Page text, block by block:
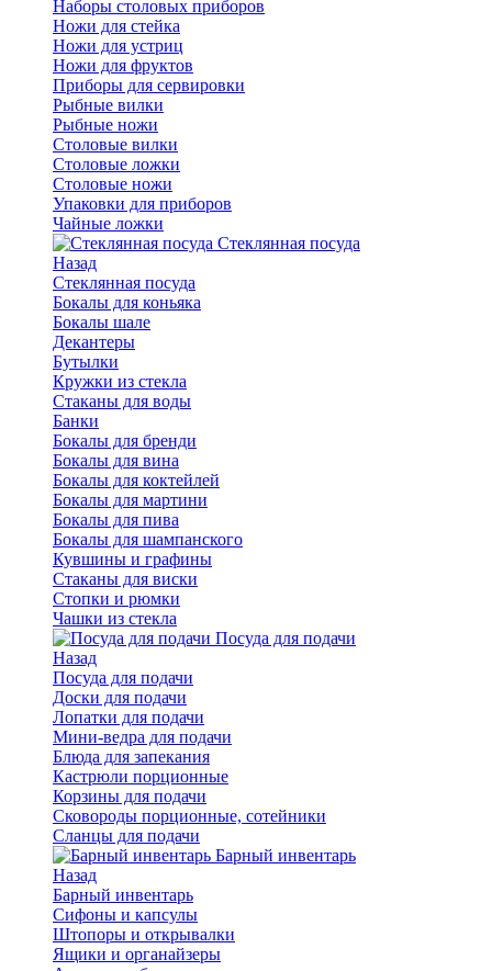
Наборы столовых приборов
Ножи для стейка
Ножи для устриц
Ножи для фруктов
Приборы для сервировки
Рыбные вилки
Рыбные ножи
Столовые вилки
Столовые ложки
Столовые ножи
Упаковки для приборов
Чайные ложки
Стеклянная посуда
Назад
Стеклянная посуда
Бокалы для коньяка
Бокалы шале
Декантеры
Бутылки
Кружки из стекла
Стаканы для воды
Банки
Бокалы для бренди
Бокалы для вина
Бокалы для коктейлей
Бокалы для мартини
Бокалы для пива
Бокалы для шампанского
Кувшины и графины
Стаканы для виски
Стопки и рюмки
Чашки из стекла
Посуда для подачи
Назад
Посуда для подачи
Доски для подачи
Лопатки для подачи
Мини-ведра для подачи
Блюда для запекания
Кастрюли порционные
Корзины для подачи
Сковороды порционные, сотейники
Сланцы для подачи
Барный инвентарь
Назад
Барный инвентарь
Сифоны и капсулы
Штопоры и открывалки
Ящики и органайзеры